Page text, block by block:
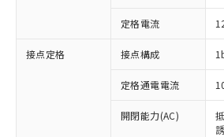
定格電流
接点定格 接点構成
定格通電電流
開閉能力(AC)
ご利用条件
以下の条件をお読みいただき
対応済み：EU RoHS指令
非含有に対応した製品が提供
対応予定：EU RoHS指令（10
有に対応した製品に切り替え
対応予定なし：EU RoHS指令
非含有に非対応の商品で、対